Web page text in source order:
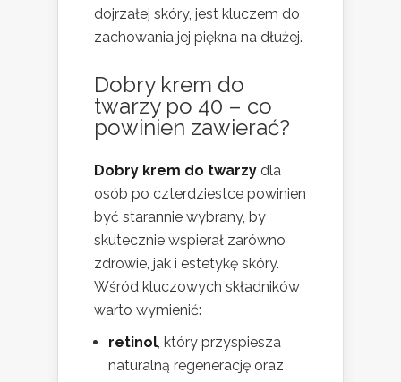
dojrzałej skóry, jest kluczem do
zachowania jej piękna na dłużej.
Dobry krem do
twarzy po 40 – co
powinien zawierać?
Dobry krem do twarzy dla
osób po czterdziestce powinien
być starannie wybrany, by
skutecznie wspierał zarówno
zdrowie, jak i estetykę skóry.
Wśród kluczowych składników
warto wymienić:
retinol, który przyspiesza
naturalną regenerację oraz